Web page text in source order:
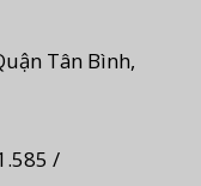
Tân Bình,
/